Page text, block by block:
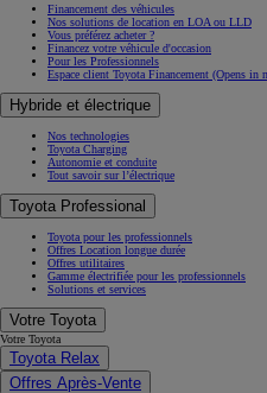
Financement des véhicules
Nos solutions de location en LOA ou LLD
Vous préférez acheter ?
Financez votre véhicule d'occasion
Pour les Professionnels
Espace client Toyota Financement (Opens in
Hybride et électrique
Nos technologies
Toyota Charging
Autonomie et conduite
Tout savoir sur l’électrique
Toyota Professional
Toyota pour les professionnels
Offres Location longue durée
Offres utilitaires
Gamme électrifiée pour les professionnels
Solutions et services
Votre Toyota
Votre Toyota
Toyota Relax
Offres Après-Vente